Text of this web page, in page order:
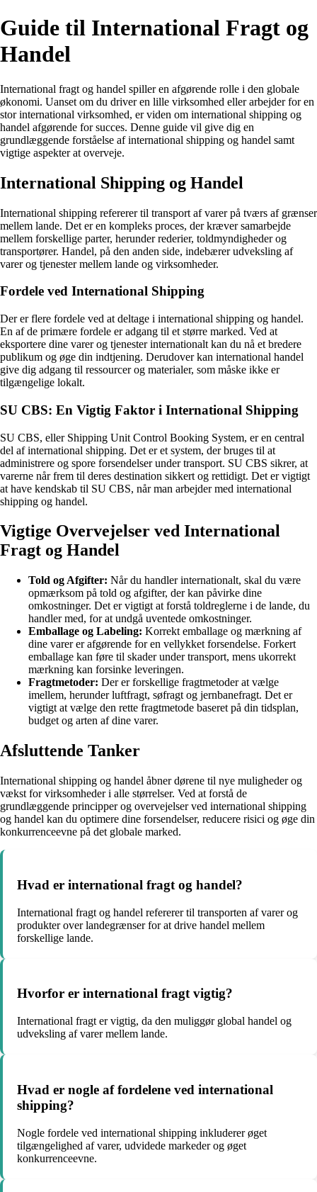
Guide til International Fragt og
Handel
International fragt og handel spiller en afgørende rolle i den globale
økonomi. Uanset om du driver en lille virksomhed eller arbejder for en
stor international virksomhed, er viden om international shipping og
handel afgørende for succes. Denne guide vil give dig en
grundlæggende forståelse af international shipping og handel samt
vigtige aspekter at overveje.
International Shipping og Handel
International shipping refererer til transport af varer på tværs af grænser
mellem lande. Det er en kompleks proces, der kræver samarbejde
mellem forskellige parter, herunder rederier, toldmyndigheder og
transportører. Handel, på den anden side, indebærer udveksling af
varer og tjenester mellem lande og virksomheder.
Fordele ved International Shipping
Der er flere fordele ved at deltage i international shipping og handel.
En af de primære fordele er adgang til et større marked. Ved at
eksportere dine varer og tjenester internationalt kan du nå et bredere
publikum og øge din indtjening. Derudover kan international handel
give dig adgang til ressourcer og materialer, som måske ikke er
tilgængelige lokalt.
SU CBS: En Vigtig Faktor i International Shipping
SU CBS, eller Shipping Unit Control Booking System, er en central
del af international shipping. Det er et system, der bruges til at
administrere og spore forsendelser under transport. SU CBS sikrer, at
varerne når frem til deres destination sikkert og rettidigt. Det er vigtigt
at have kendskab til SU CBS, når man arbejder med international
shipping og handel.
Vigtige Overvejelser ved International
Fragt og Handel
Told og Afgifter: Når du handler internationalt, skal du være
opmærksom på told og afgifter, der kan påvirke dine
omkostninger. Det er vigtigt at forstå toldreglerne i de lande, du
handler med, for at undgå uventede omkostninger.
Emballage og Labeling: Korrekt emballage og mærkning af
dine varer er afgørende for en vellykket forsendelse. Forkert
emballage kan føre til skader under transport, mens ukorrekt
mærkning kan forsinke leveringen.
Fragtmetoder: Der er forskellige fragtmetoder at vælge
imellem, herunder luftfragt, søfragt og jernbanefragt. Det er
vigtigt at vælge den rette fragtmetode baseret på din tidsplan,
budget og arten af dine varer.
Afsluttende Tanker
International shipping og handel åbner dørene til nye muligheder og
vækst for virksomheder i alle størrelser. Ved at forstå de
grundlæggende principper og overvejelser ved international shipping
og handel kan du optimere dine forsendelser, reducere risici og øge din
konkurrenceevne på det globale marked.
Hvad er international fragt og handel?
International fragt og handel refererer til transporten af varer og
produkter over landegrænser for at drive handel mellem
forskellige lande.
Hvorfor er international fragt vigtig?
International fragt er vigtig, da den muliggør global handel og
udveksling af varer mellem lande.
Hvad er nogle af fordelene ved international
shipping?
Nogle fordele ved international shipping inkluderer øget
tilgængelighed af varer, udvidede markeder og øget
konkurrenceevne.